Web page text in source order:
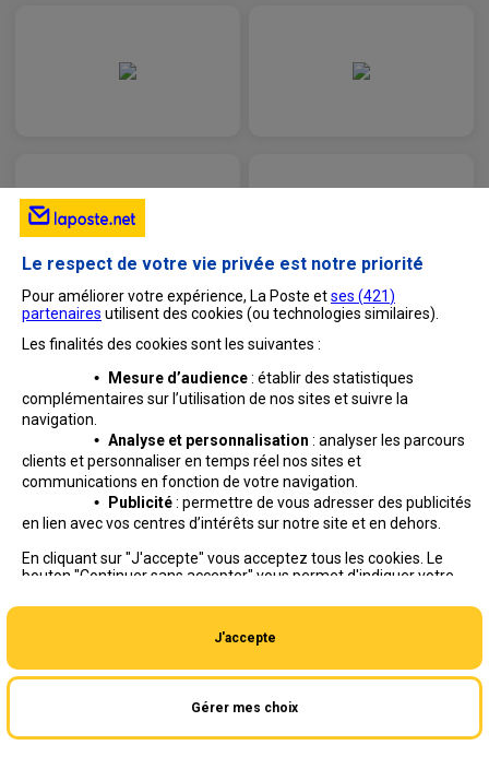
La Poste Groupe La Poste recrute
Le respect de votre vie privée est notre priorité
Pour améliorer votre expérience, La Poste etses (421)
partenaires utilisent des cookies (ou technologies similaires).
Les finalités des cookies sont les suivantes :
•
Mesure d’audience: établir des statistiques
complémentaires sur l’utilisation de nos sites et suivre la
navigation.
•Analyse et personnalisation : analyser les parcours
clients et personnaliser en temps réel nos sites et
communications en fonction de votre navigation.
•
Publicité: permettre de vous adresser des publicités
en lien avec vos centres d’intérêts sur notre site et en dehors.
En cliquant sur "J'accepte" vous acceptez tous les cookies. Le
bouton "Continuer sans accepter" vous permet d'indiquer votre
seront déposés. Vous pouvez modifier vos choix à tout moment
ou obtenir plus d'informations via
J'accepte
Gérer mes choix